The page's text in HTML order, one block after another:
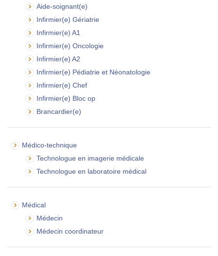
Aide-soignant(e)
Infirmier(e) Gériatrie
Infirmier(e) A1
Infirmier(e) Oncologie
Infirmier(e) A2
Infirmier(e) Pédiatrie et Néonatologie
Infirmier(e) Chef
Infirmier(e) Bloc op
Brancardier(e)
Médico-technique
Technologue en imagerie médicale
Technologue en laboratoire médical
Médical
Médecin
Médecin coordinateur